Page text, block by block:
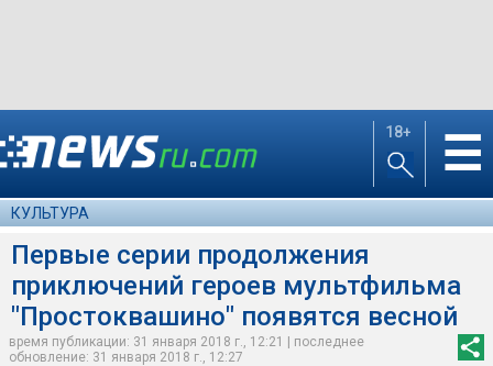
18+ ☰
КУЛЬТУРА
Первые серии продолжения
приключений героев мультфильма
"Простоквашино" появятся весной
время публикации: 31 января 2018 г., 12:21 | последнее
обновление: 31 января 2018 г., 12:27